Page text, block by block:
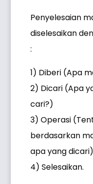
Penyelesaian
diselesaikan
:
1) Diberi (Apa
2) Dicari (Apa
cari?)
3) Operasi
berdasarkan
apa yang dicari)
4) Selesaikan.